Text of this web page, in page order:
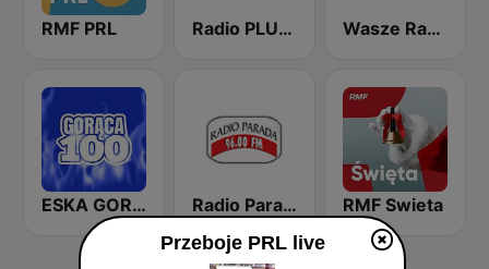
RMF PRL Radio PLUS Lublin Wasze Radio FM
ESKA GORĄCA 100 Radio Parada 96.0 FM RMF Swieta
Przeboje PRL live